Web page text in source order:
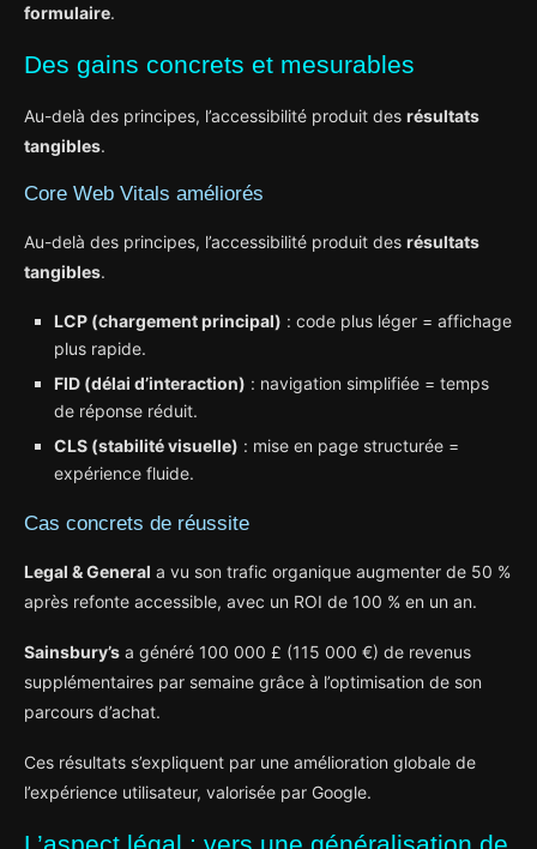
formulaire.
Des gains concrets et mesurables
Au-delà des principes, l’accessibilité produit des résultats
tangibles.
Core Web Vitals améliorés
Au-delà des principes, l’accessibilité produit des résultats
tangibles.
LCP (chargement principal) : code plus léger = affichage
plus rapide.
FID (délai d’interaction) : navigation simplifiée = temps
de réponse réduit.
CLS (stabilité visuelle) : mise en page structurée =
expérience fluide.
Cas concrets de réussite
Legal & General a vu son trafic organique augmenter de 50 %
après refonte accessible, avec un ROI de 100 % en un an.
Sainsbury’s a généré 100 000 £ (115 000 €) de revenus
supplémentaires par semaine grâce à l’optimisation de son
parcours d’achat.
Ces résultats s’expliquent par une amélioration globale de
l’expérience utilisateur, valorisée par Google.